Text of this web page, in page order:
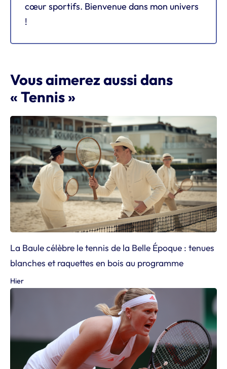
cœur sportifs. Bienvenue dans mon univers
!
Vous aimerez aussi dans
« Tennis »
La Baule célèbre le tennis de la Belle Époque : tenues
blanches et raquettes en bois au programme
Hier